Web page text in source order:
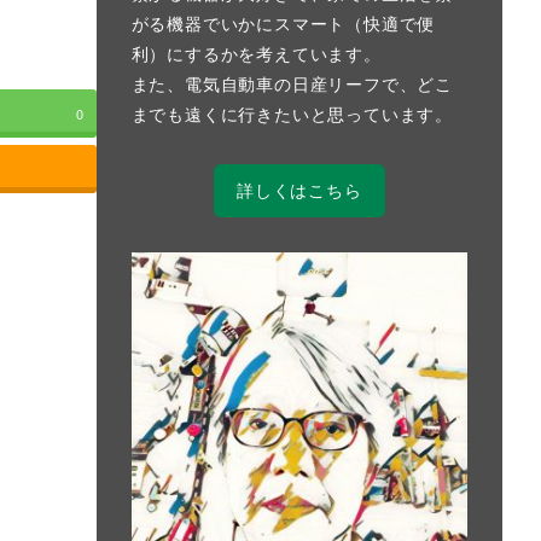
0
がる機器でいかにスマート（快適で便
利）にするかを考えています。
また、電気自動車の日産リーフで、どこ
までも遠くに行きたいと思っています。
詳しくはこちら